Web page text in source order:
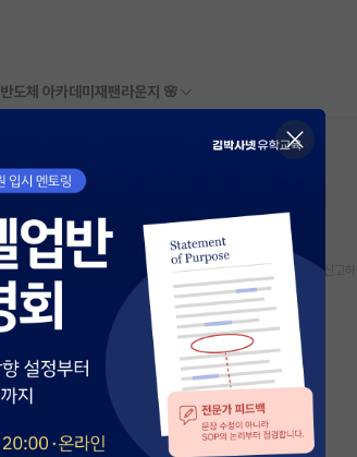
반도체 아카데미 재팬라운지 🌸
스크랩 신고